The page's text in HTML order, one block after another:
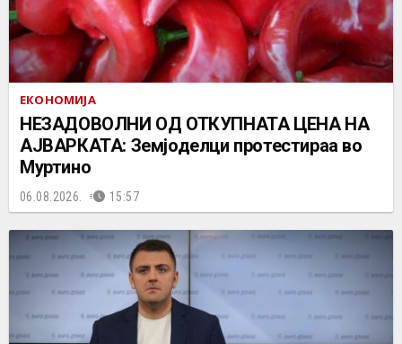
ЕКОНОМИЈА
НЕЗАДОВОЛНИ ОД ОТКУПНАТА ЦЕНА НА
АЈВАРКАТА: Земјоделци протестираа во
Муртино
06.08.2026. 15:57